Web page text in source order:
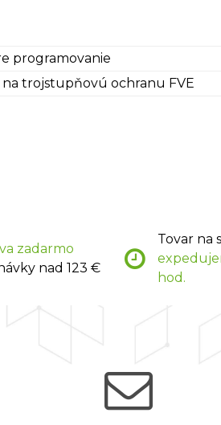
programovanie
na trojstupňovú ochranu FVE
zadarmo
nad 123 €
Tovar na
hod.